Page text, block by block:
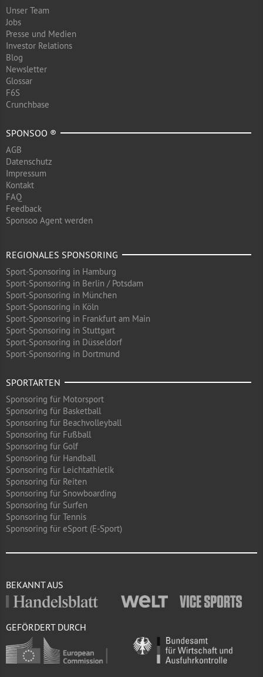
Unser Team
Jobs
Presse und Medien
Investor Relations
Blog
Newsletter
Glossar
F6S
Crunchbase
SPONSOO ®
AGB
Datenschutz
Impressum
Kontakt
FAQ
Feedback
Sponsoo Agent werden
REGIONALES SPONSORING
Sport-Sponsoring in Hamburg
Sport-Sponsoring in Berlin / Potsdam
Sport-Sponsoring in München
Sport-Sponsoring in Köln
Sport-Sponsoring in Frankfurt am Main
Sport-Sponsoring in Stuttgart
Sport-Sponsoring in Düsseldorf
Sport-Sponsoring in Dortmund
SPORTARTEN
Sponsoring für Motorsport
Sponsoring für Basketball
Sponsoring für Beachvolleyball
Sponsoring für Fußball
Sponsoring für Golf
Sponsoring für Handball
Sponsoring für Leichtathletik
Sponsoring für Reiten
Sponsoring für Snowboarding
Sponsoring für Surfen
Sponsoring für Tennis
Sponsoring für eSport (E-Sport)
BEKANNT AUS
GEFÖRDERT DURCH